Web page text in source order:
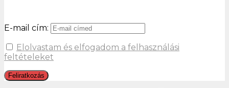
E-mail cím:
Elolvastam és elfogadom a felhasználási
feltételeket